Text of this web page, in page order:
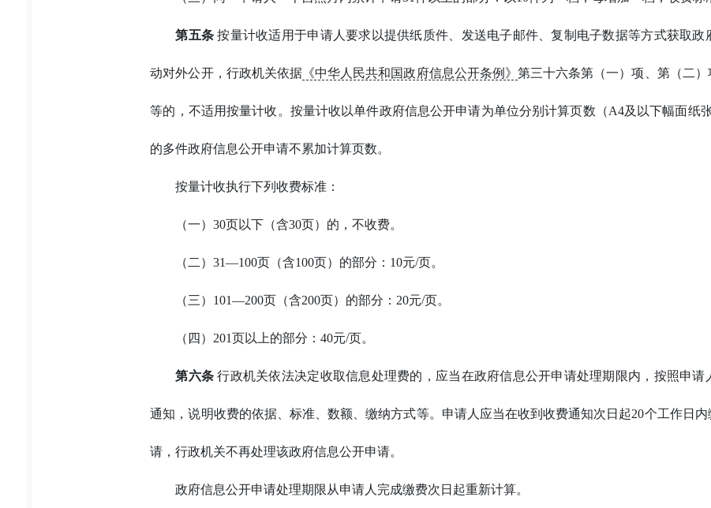
第五条 按量计收适用于申请人要求以提供纸质件、发送电子邮件、复制电子数据等方式获取
动对外公开，行政机关依据 《中华人民共和国政府信息公开条例》 第三十六条第（一）项、第（二
等的，不适用按量计收。按量计收以单件政府信息公开申请为单位分别计算页数（A4及以下幅面纸
的多件政府信息公开申请不累加计算页数。
按量计收执行下列收费标准：
（一）30页以下（含30页）的，不收费。
（二）31—100页（含100页）的部分：10元/页。
（三）101—200页（含200页）的部分：20元/页。
（四）201页以上的部分：40元/页。
第六条 行政机关依法决定收取信息处理费的，应当在政府信息公开申请处理期限内，按照申
通知，说明收费的依据、标准、数额、缴纳方式等。申请人应当在收到收费通知次日起20个工作日
请，行政机关不再处理该政府信息公开申请。
政府信息公开申请处理期限从申请人完成缴费次日起重新计算。